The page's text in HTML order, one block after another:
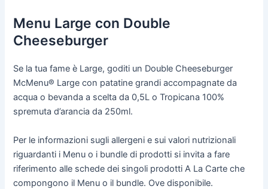
Menu Large con Double
Cheeseburger
Se la tua fame è Large, goditi un Double Cheeseburger
McMenu® Large con patatine grandi accompagnate da
acqua o bevanda a scelta da 0,5L o Tropicana 100%
spremuta d’arancia da 250ml.
Per le informazioni sugli allergeni e sui valori nutrizionali
riguardanti i Menu o i bundle di prodotti si invita a fare
riferimento alle schede dei singoli prodotti A La Carte che
compongono il Menu o il bundle. Ove disponibile.